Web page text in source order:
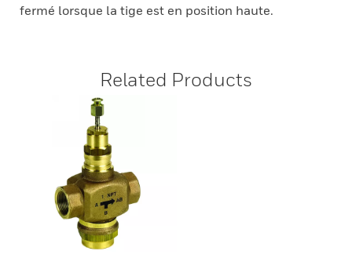
fermé lorsque la tige est en position haute.
Related Products